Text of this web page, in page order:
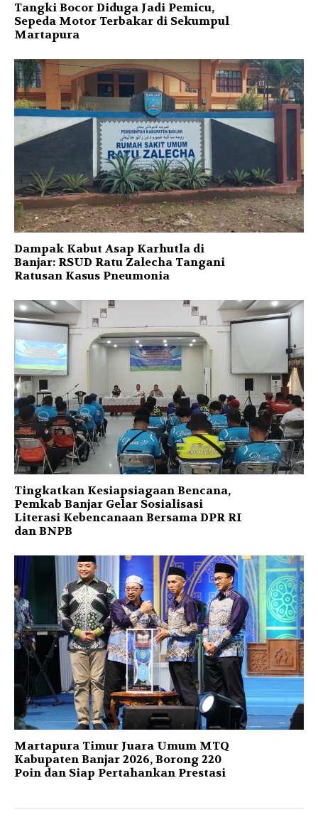
Tangki Bocor Diduga Jadi Pemicu,
Sepeda Motor Terbakar di Sekumpul
Martapura
Dampak Kabut Asap Karhutla di
Banjar: RSUD Ratu Zalecha Tangani
Ratusan Kasus Pneumonia
Tingkatkan Kesiapsiagaan Bencana,
Pemkab Banjar Gelar Sosialisasi
Literasi Kebencanaan Bersama DPR RI
dan BNPB
Martapura Timur Juara Umum MTQ
Kabupaten Banjar 2026, Borong 220
Poin dan Siap Pertahankan Prestasi